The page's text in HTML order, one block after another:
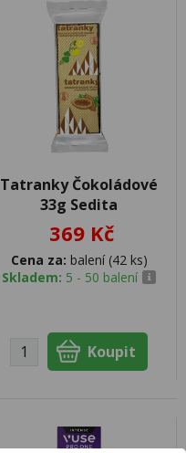
Tatranky Čokoládové
33g Sedita
369 Kč
Cena za: balení (42 ks)
Skladem: 5 - 50 balení